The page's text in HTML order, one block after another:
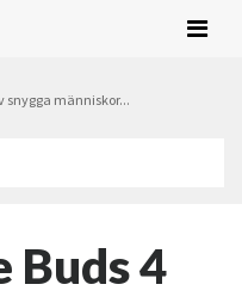
snygga människor...
Buds 4